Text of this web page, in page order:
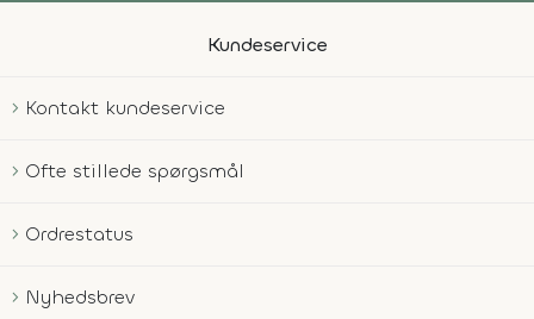
Kundeservice
Kontakt kundeservice
Ofte stillede spørgsmål
Ordrestatus
Nyhedsbrev